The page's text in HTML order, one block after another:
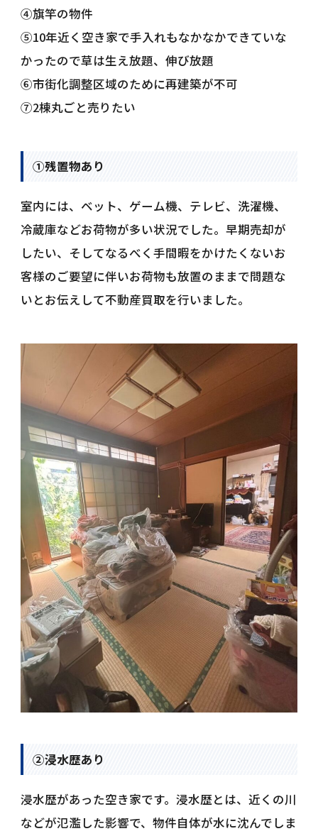
④旗竿の物件
⑤10年近く空き家で手入れもなかなかできていな
かったので草は生え放題、伸び放題
⑥市街化調整区域のために再建築が不可
⑦2棟丸ごと売りたい
①残置物あり
室内には、ベット、ゲーム機、テレビ、洗濯機、
冷蔵庫などお荷物が多い状況でした。早期売却が
したい、そしてなるべく手間暇をかけたくないお
客様のご要望に伴いお荷物も放置のままで問題な
いとお伝えして不動産買取を行いました。
②浸水歴あり
浸水歴があった空き家です。浸水歴とは、近くの川
などが氾濫した影響で、物件自体が水に沈んでしま